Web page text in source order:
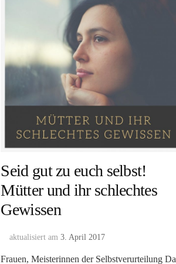
Seid gut zu euch selbst!
Mütter und ihr schlechtes
Gewissen
aktualisiert am3. April 2017
Frauen, Meisterinnen der Selbstverurteilung